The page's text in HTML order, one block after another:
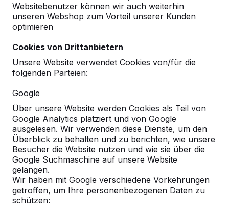
Websitebenutzer können wir auch weiterhin
unseren Webshop zum Vorteil unserer Kunden
optimieren
Cookies von Drittanbietern
Unsere Website verwendet Cookies von/für die
folgenden Parteien:
Google
Über unsere Website werden Cookies als Teil von
Google Analytics platziert und von Google
ausgelesen. Wir verwenden diese Dienste, um den
Überblick zu behalten und zu berichten, wie unsere
Besucher die Website nutzen und wie sie über die
Google Suchmaschine auf unsere Website
gelangen.
Wir haben mit Google verschiedene Vorkehrungen
getroffen, um Ihre personenbezogenen Daten zu
schützen:
Referenzen
Unsere Produkte finden Sie in ganz Europa
und darüber hinaus. Sehen Sie hier, wo Sie
ein HeBlad-Produkt in Ihrer Nähe finden.
Produkt
Alles anzeigen
Kategorie